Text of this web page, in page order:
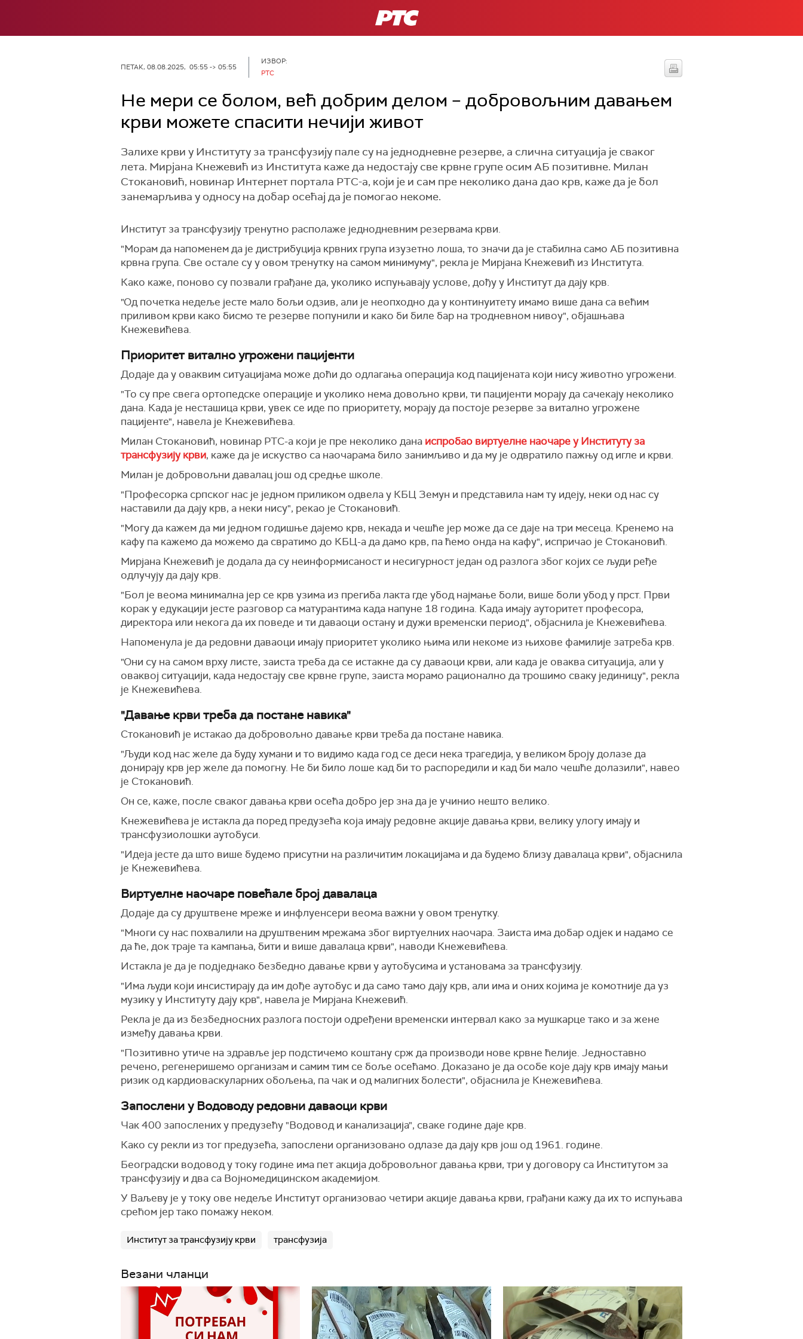
РТС
ПЕТАК, 08.08.2025, 05:55 -> 05:55
ИЗВОР:
РТС
Не мери се болом, већ добрим делом – добровољним давањем
крви можете спасити нечији живот
Залихе крви у Институту за трансфузију пале су на једнодневне резерве, а слична ситуација је сваког
лета. Мирјана Кнежевић из Института каже да недостају све крвне групе осим АБ позитивне. Милан
Стокановић, новинар Интернет портала РТС-а, који је и сам пре неколико дана дао крв, каже да је бол
занемарљива у односу на добар осећај да је помогао некоме.
Институт за трансфузију тренутно располажe једнодневним резервама крви.
"Морам да напоменем да је дистрибуција крвних група изузетно лоша, то значи да је стабилна само АБ позитивна
крвна група. Све остале су у овом тренутку на самом минимуму", рекла је Мирјана Кнежевић из Института.
Како каже, поново су позвали грађане да, уколико испуњавају услове, дођу у Институт да дају крв.
"Од почетка недеље јесте мало бољи одзив, али је неопходно да у континуитету имамо више дана са већим
приливом крви како бисмо те резерве попунили и како би биле бар на тродневном нивоу", објашњава
Кнежевићева.
Приоритет витално угрожени пацијенти
Додаје да у оваквим ситуацијама може доћи до одлагања операција код пацијената који нису животно угрожени.
"То су пре свега ортопедске операције и уколико нема довољно крви, ти пацијенти морају да сачекају неколико
дана. Када је несташица крви, увек се иде по приоритету, морају да постоје резерве за витално угрожене
пацијенте", навела је Кнежевићева.
Милан Стокановић, новинар РТС-а који је пре неколико дана испробао виртуелне наочаре у Институту за
трансфузију крви, каже да је искуство са наочарама било занимљиво и да му је одвратило пажњу од игле и крви.
Милан је добровољни давалац још од средње школе.
"Професорка српског нас је једном приликом одвела у КБЦ Земун и представила нам ту идеју, неки од нас су
наставили да дају крв, а неки нису", рекао је Стокановић.
"Могу да кажем да ми једном годишње дајемо крв, некада и чешће јер може да се даје на три месеца. Кренемо на
кафу па кажемо да можемо да свратимо до КБЦ-а да дамо крв, па ћемо онда на кафу", испричао је Стокановић.
Мирјана Кнежевић је додала да су неинформисаност и несигурност један од разлога због којих се људи ређе
одлучују да дају крв.
"Бол је веома минимална јер се крв узима из прегиба лакта где убод најмање боли, више боли убод у прст. Први
корак у едукацији јесте разговор са матурантима када напуне 18 година. Када имају ауторитет професора,
директора или некога да их поведе и ти даваоци остану и дужи временски период", објаснила је Кнежевићева.
Напоменула је да редовни даваоци имају приоритет уколико њима или некоме из њихове фамилије затреба крв.
"Они су на самом врху листе, заиста треба да се истакне да су даваоци крви, али када је оваква ситуација, али у
оваквој ситуацији, када недостају све крвне групе, заиста морамо рационално да трошимо сваку јединицу", рекла
је Кнежевићева.
"Давање крви треба да постане навика"
Стокановић је истакао да добровољно давање крви треба да постане навика.
"Људи код нас желе да буду хумани и то видимо када год се деси нека трагедија, у великом броју долазе да
донирају крв јер желе да помогну. Не би било лоше кад би то распоредили и кад би мало чешће долазили", навео
је Стокановић.
Он се, каже, после сваког давања крви осећа добро јер зна да је учинио нешто велико.
Кнежевићева је истакла да поред предузећа која имају редовне акције давања крви, велику улогу имају и
трансфузиолошки аутобуси.
"Идеја јесте да што више будемо присутни на различитим локацијама и да будемо близу давалаца крви", објаснила
је Кнежевићева.
Виртуелне наочаре повећале број давалаца
Додаје да су друштвене мреже и инфлуенсери веома важни у овом тренутку.
"Многи су нас похвалили на друштвеним мрежама због виртуелних наочара. Заиста има добар одјек и надамо се
да ће, док траје та кампања, бити и више давалаца крви", наводи Кнежевићева.
Истакла је да је подједнако безбедно давање крви у аутобусима и установама за трансфузију.
"Има људи који инсистирају да им дође аутобус и да само тамо дају крв, али има и оних којима је комотније да уз
музику у Институту дају крв", навела је Мирјана Кнежевић.
Рекла је да из безбедносних разлога постоји одређени временски интервал како за мушкарце тако и за жене
између давања крви.
"Позитивно утиче на здравље јер подстичемо коштану срж да производи нове крвне ћелије. Једноставно
речено, регенеришемо организам и самим тим се боље осећамо. Доказано је да особе које дају крв имају мањи
ризик од кардиоваскуларних обољења, па чак и од малигних болести", објаснила је Кнежевићева.
Запослени у Водоводу редовни даваоци крви
Чак 400 запослених у предузећу "Водовод и канализација", сваке године даје крв.
Како су рекли из тог предузећа, запослени организовано одлазе да дају крв још од 1961. године.
Београдски водовод у току године има пет акција добровољног давања крви, три у договору са Институтом за
трансфузију и два са Војномедицинском академијом.
У Ваљеву је у току ове недеље Институт организовао четири акције давања крви, грађани кажу да их то испуњава
срећом јер тако помажу неком.
Институт за трансфузију крви трансфузија
Везани чланци